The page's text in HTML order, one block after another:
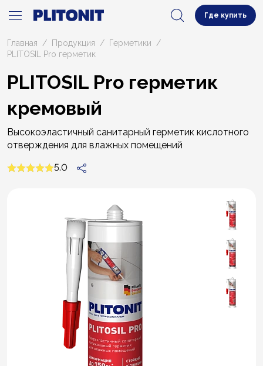
Где купить
Главная Продукция
Герметики
PLITOSIL Pro герметик
PLITOSIL Pro герметик
кремовый
Высокоэластичный санитарный герметик кислотного
отверждения для влажных помещений
5.0